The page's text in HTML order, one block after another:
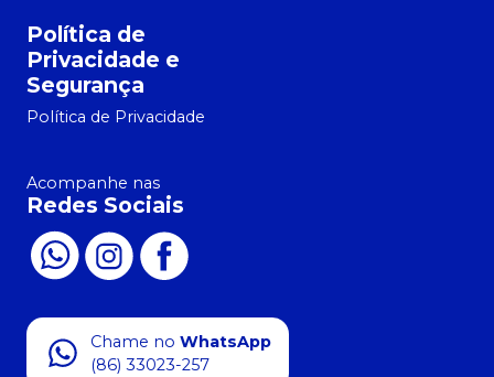
Política de
Privacidade e
Segurança
Política de Privacidade
Acompanhe nas
Redes Sociais
Chame no WhatsApp
(86) 33023-257